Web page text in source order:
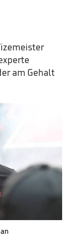
am Gehalt